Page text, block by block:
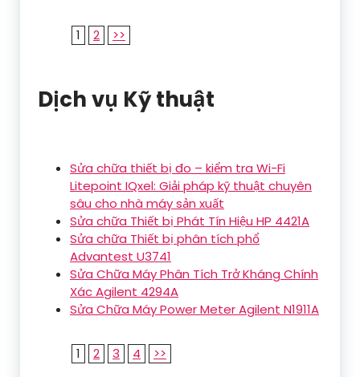
1 2 >>
Dịch vụ Kỹ thuật
Sửa chữa thiết bị đo – kiểm tra Wi-Fi
Litepoint IQxel: Giải pháp kỹ thuật chuyên
sâu cho nhà máy sản xuất
Sửa chữa Thiết bị Phát Tín Hiệu HP 4421A
Sửa chữa Thiết bị phân tích phổ
Advantest U3741
Sửa Chữa Máy Phân Tích Trở Kháng Chính
Xác Agilent 4294A
Sửa Chữa Máy Power Meter Agilent N1911A
1 2 3 4 >>